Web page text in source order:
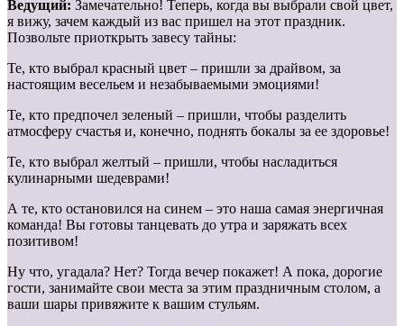
Ведущий: Замечательно! Теперь, когда вы выбрали свой цвет,
я вижу, зачем каждый из вас пришел на этот праздник.
Позвольте приоткрыть завесу тайны:
Те, кто выбрал красный цвет – пришли за драйвом, за
настоящим весельем и незабываемыми эмоциями!
Те, кто предпочел зеленый – пришли, чтобы разделить
атмосферу счастья и, конечно, поднять бокалы за ее здоровье!
Те, кто выбрал желтый – пришли, чтобы насладиться
кулинарными шедеврами!
А те, кто остановился на синем – это наша самая энергичная
команда! Вы готовы танцевать до утра и заряжать всех
позитивом!
Ну что, угадала? Нет? Тогда вечер покажет! А пока, дорогие
гости, занимайте свои места за этим праздничным столом, а
ваши шары привяжите к вашим стульям.